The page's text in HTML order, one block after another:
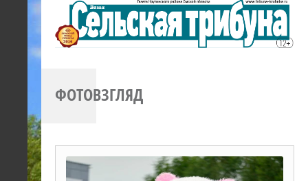
ФОТОВЗГЛЯД